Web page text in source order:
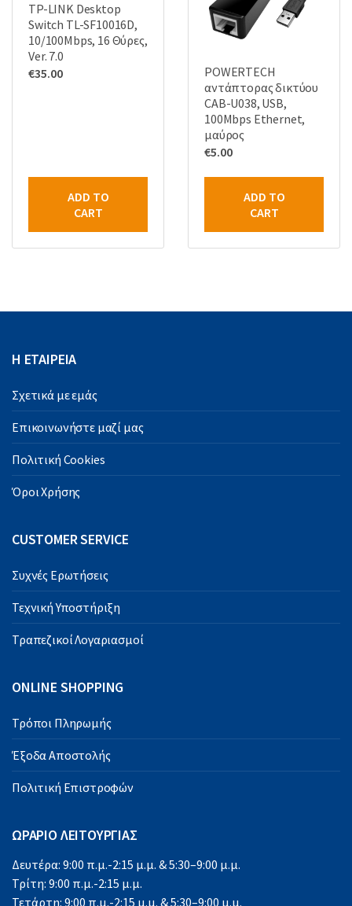
TP-LINK Desktop
Switch TL-SF10016D,
10/100Mbps, 16 Θύρες,
Ver. 7.0
€35.00
ADD TO
CART
POWERTECH
αντάπτορας δικτύου
CAB-U038, USB,
100Mbps Ethernet,
μαύρος
€5.00
ADD TO
CART
Η ΕΤΑΙΡΕΙΑ
Σχετικά με εμάς
Επικοινωνήστε μαζί μας
Πολιτική Cookies
Όροι Χρήσης
CUSTOMER SERVICE
Συχνές Ερωτήσεις
Τεχνική Υποστήριξη
Τραπεζικοί Λογαριασμοί
ONLINE SHOPPING
Τρόποι Πληρωμής
Έξοδα Αποστολής
Πολιτική Επιστροφών
ΩΡΑΡΙΟ ΛΕΙΤΟΥΡΓΙΑΣ
Δευτέρα: 9:00 π.μ.-2:15 μ.μ. & 5:30–9:00 μ.μ.
Τρίτη: 9:00 π.μ.-2:15 μ.μ.
Τετάρτη: 9:00 π.μ.-2:15 μ.μ. & 5:30–9:00 μ.μ.